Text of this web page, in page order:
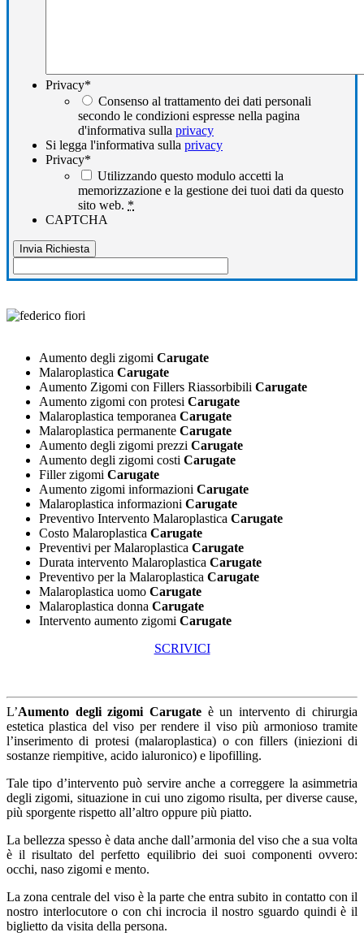
Privacy*
Consenso al trattamento dei dati personali
secondo le condizioni espresse nella pagina
d'informativa sulla privacy
Si legga l'informativa sulla privacy
Privacy*
Utilizzando questo modulo accetti la
memorizzazione e la gestione dei tuoi dati da questo
sito web. *
CAPTCHA
Aumento degli zigomi Carugate
Malaroplastica Carugate
Aumento Zigomi con Fillers Riassorbibili Carugate
Aumento zigomi con protesi Carugate
Malaroplastica temporanea Carugate
Malaroplastica permanente Carugate
Aumento degli zigomi prezzi Carugate
Aumento degli zigomi costi Carugate
Filler zigomi Carugate
Aumento zigomi informazioni Carugate
Malaroplastica informazioni Carugate
Preventivo Intervento Malaroplastica Carugate
Costo Malaroplastica Carugate
Preventivi per Malaroplastica Carugate
Durata intervento Malaroplastica Carugate
Preventivo per la Malaroplastica Carugate
Malaroplastica uomo Carugate
Malaroplastica donna Carugate
Intervento aumento zigomi Carugate
SCRIVICI
L’Aumento degli zigomi Carugateè un intervento di chirurgia
estetica plastica del viso per rendere il viso più armonioso tramite
l’inserimento di protesi (malaroplastica) o con fillers (iniezioni di
sostanze riempitive, acido ialuronico) e lipofilling.
Tale tipo d’intervento può servire anche a correggere la asimmetria
degli zigomi, situazione in cui uno zigomo risulta, per diverse cause,
più sporgente rispetto all’altro oppure più piatto.
La bellezza spesso è data anche dall’armonia del viso che a sua volta
è il risultato del perfetto equilibrio dei suoi componenti ovvero:
occhi, naso zigomi e mento.
La zona centrale del viso è la parte che entra subito in contatto con il
nostro interlocutore o con chi incrocia il nostro sguardo quindi è il
biglietto da visita della persona.